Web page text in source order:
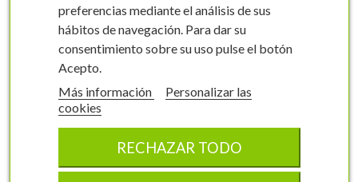
Etiquetas de Higuera
Verdal
Ficus carica
0065FMEC0
preferencias mediante el análisis de sus
hábitos de navegación. Para dar su
consentimiento sobre su uso pulse el botón
Acepto.
Más información
Personalizar las
cookies
RECHAZAR TODO